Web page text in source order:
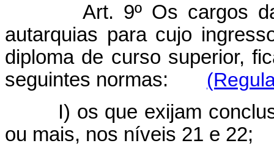
Art. 9º Os cargos
autarquias para cujo
diploma de curso superior,
seguintes normas:
I) os que exijam
ou mais, nos níveis 21 e 22;